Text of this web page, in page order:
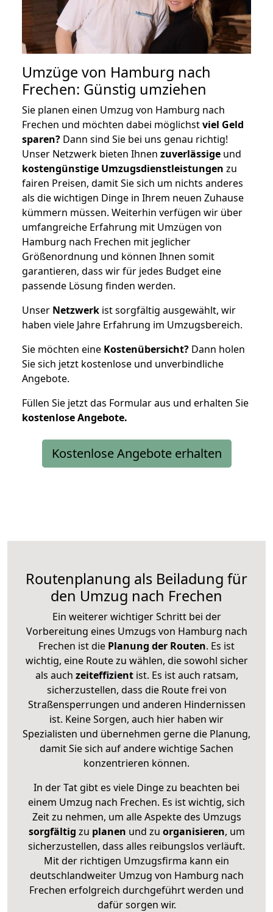
Umzüge von Hamburg nach
Frechen: Günstig umziehen
Sie planen einen Umzug von Hamburg nach
Frechen und möchten dabei möglichstviel Geld
sparen? Dann sind Sie bei uns genau richtig!
Unser Netzwerk bieten Ihnen zuverlässige und
kostengünstige Umzugsdienstleistungen zu
fairen Preisen, damit Sie sich um nichts anderes
als die wichtigen Dinge in Ihrem neuen Zuhause
kümmern müssen. Weiterhin verfügen wir über
umfangreiche Erfahrung mit Umzügen von
Hamburg nach Frechen mit jeglicher
Größenordnung und können Ihnen somit
garantieren, dass wir für jedes Budget eine
passende Lösung finden werden.
Unser Netzwerk ist sorgfältig ausgewählt, wir
haben viele Jahre Erfahrung im Umzugsbereich.
Sie möchten eine Kostenübersicht? Dann holen
Sie sich jetzt kostenlose und unverbindliche
Angebote.
Füllen Sie jetzt das Formular aus und erhalten Sie
kostenloseAngebote.
Kostenlose Angebote erhalten
Routenplanung als Beiladung für
den Umzug nach Frechen
Ein weiterer wichtiger Schritt bei der
Vorbereitung eines Umzugs von Hamburg nach
Frechen ist die Planung der Routen. Es ist
wichtig, eine Route zu wählen, die sowohl sicher
als auch zeiteffizientist. Es ist auch ratsam,
sicherzustellen, dass die Route frei von
Straßensperrungen und anderen Hindernissen
ist. Keine Sorgen, auch hier haben wir
Spezialisten und übernehmen gerne die Planung,
damit Sie sich auf andere wichtige Sachen
konzentrieren können.
In der Tat gibt es viele Dinge zu beachten bei
einem Umzug nach Frechen. Es ist wichtig, sich
Zeit zu nehmen, um alle Aspekte des Umzugs
sorgfältig zu planen und zu organisieren, um
sicherzustellen, dass alles reibungslos verläuft.
Mit der richtigen Umzugsfirma kann ein
deutschlandweiter Umzug von Hamburg nach
Frechen erfolgreich durchgeführt werden und
dafür sorgen wir.